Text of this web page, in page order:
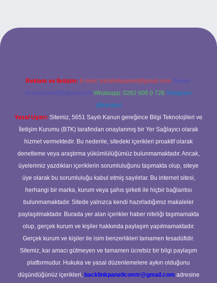
giriş
Reklam ve İletişim: E-mail: backlinkpaneli@gmail.com Teams:
forumhizmeti@gmail.com Whatsapp: 0262 606 0 726 Telegram:
@karabul
Yasal Uyarı: Sitemiz, 5651 Sayılı Kanun gereğince Bilgi Teknolojileri ve
İletişim Kurumu (BTK) tarafından onaylanmış bir Yer Sağlayıcı olarak
hizmet vermektedir. Bu nedenle, sitedeki içerikleri proaktif olarak
denetleme veya araştırma yükümlülüğümüz bulunmamaktadır. Ancak,
üyelerimiz yazdıkları içeriklerin sorumluluğunu taşımakta olup, siteye
üye olarak bu sorumluluğu kabul etmiş sayılırlar. Bu internet sitesi,
herhangi bir marka, kurum veya şahıs şirketi ile hiçbir bağlantısı
bulunmamaktadır. Sitede yalnızca kendi hazırladığımız makaleler
paylaşılmaktadır. Burada yer alan içerikler haber niteliği taşımamakta
olup, gerçek kurum ve kişiler hakkında paylaşım yapılmamaktadır.
Gerçek kurum ve kişiler ile isim benzerlikleri tamamen tesadüfidir.
Sitemiz, kar amacı gütmeyen ve tamamen ücretsiz bir bilgi paylaşım
platformudur. Hukuka ve yasal düzenlemelere aykırı olduğunu
düşündüğünüz içerikleri, backlinkpanelicomtr@gmail.com adresine